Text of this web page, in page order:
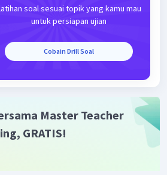
soal sesuai topik yang kamu mau
untuk persiapan ujian
Cobain Drill Soal
Master Teacher
GRATIS!